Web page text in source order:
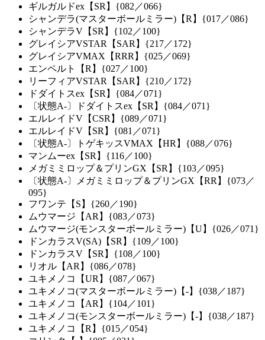
ギルガルドex【SR】{082／066}
シャンデラ(マスターボールミラー)【R】{017／086}
シャンデラV【SR】{102／100}
グレイシアVSTAR【SAR】{217／172}
グレイシアVMAX【RRR】{025／069}
エンペルト【R】{027／100}
リーフィアVSTAR【SAR】{210／172}
ドダイトスex【SR】{084／071}
〔状態A-〕ドダイトスex【SR】{084／071}
エルレイドV【CSR】{089／071}
エルレイドV【SR】{081／071}
〔状態A-〕トゲキッスVMAX【HR】{088／076}
マンムーex【SR】{116／100}
メガミミロップ＆プリンGX【SR】{103／095}
〔状態A-〕メガミミロップ＆プリンGX【RR】{073／
095}
フワンテ【S】{260／190}
ムウマージ【AR】{083／073}
ムウマージ(モンスターボールミラー)【U】{026／071}
ドンカラスV(SA)【SR】{109／100}
ドンカラスV【SR】{108／100}
リオル【AR】{086／078}
ユキメノコ【UR】{087／067}
ユキメノコ(マスターボールミラー)【-】{038／187}
ユキメノコ【AR】{104／101}
ユキメノコ(モンスターボールミラー)【-】{038／187}
ユキメノコ【R】{015／054}